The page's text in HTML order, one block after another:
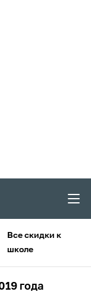
Все скидки к
школе
года